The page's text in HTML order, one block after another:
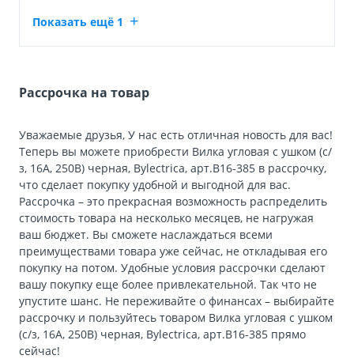
Показать ещё 1
Рассрочка на товар
Уважаемые друзья, У нас есть отличная новость для вас!
Теперь вы можете приобрести Вилка угловая с ушком (с/
з, 16А, 250В) черная, Bylectrica, арт.В16-385 в рассрочку,
что сделает покупку удобной и выгодной для вас.
Рассрочка – это прекрасная возможность распределить
стоимость товара на несколько месяцев, не нагружая
ваш бюджет. Вы сможете наслаждаться всеми
преимуществами товара уже сейчас, не откладывая его
покупку на потом. Удобные условия рассрочки сделают
вашу покупку еще более привлекательной. Так что не
упустите шанс. Не переживайте о финансах – выбирайте
рассрочку и пользуйтесь товаром Вилка угловая с ушком
(с/з, 16А, 250В) черная, Bylectrica, арт.В16-385 прямо
сейчас!